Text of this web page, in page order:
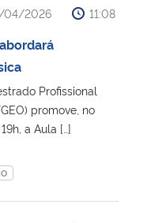
Comunicações
04/2026 11:08
Profissional
promove, no
a Aula […]